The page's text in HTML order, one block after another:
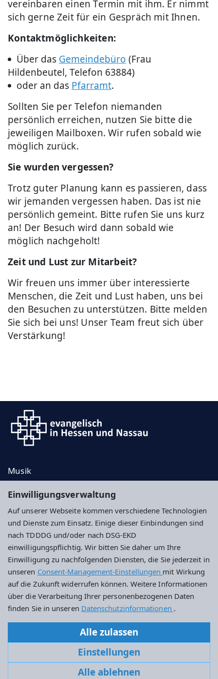
Einwilligungsverwaltung
Auf unserer Webseite kommen verschiedene Technologien
und Dienste zum Einsatz. Einige dieser Einbindungen sind
nach TDDDG und/oder nach DSG-EKD
einwilligungspflichtig. Wir bitten Sie daher um Ihre
Einwilligung zu nachfolgenden Diensten, die Sie jederzeit in
unseren Consent-Management-Einstellungen mit Wirkung
auf die Zukunft widerrufen können. Weitere Informationen
über die Verarbeitung Ihrer personenbezogenen Daten
finden Sie in unseren Datenschutzinformationen .
Alle zulassen
Einstellungen
Alle ablehnen
vereinbaren einen Termin mit ihm. Er nimmt
sich gerne Zeit für ein Gespräch mit Ihnen.
Kontaktmöglichkeiten:
Über das Gemeindebüro (Frau
Hildenbeutel, Telefon 63884)
oder an das Pfarramt.
Sollten Sie per Telefon niemanden
persönlich erreichen, nutzen Sie bitte die
jeweiligen Mailboxen. Wir rufen sobald wie
möglich zurück.
Sie wurden vergessen?
Trotz guter Planung kann es passieren, dass
wir jemanden vergessen haben. Das ist nie
persönlich gemeint. Bitte rufen Sie uns kurz
an! Der Besuch wird dann sobald wie
möglich nachgeholt!
Zeit und Lust zur Mitarbeit?
Wir freuen uns immer über interessierte
Menschen, die Zeit und Lust haben, uns bei
den Besuchen zu unterstützen. Bitte melden
Sie sich bei uns! Unser Team freut sich über
Verstärkung!
Musik
Kontakt
Spenden
Impressum Datenschutz Cookie-Einstellungen
Evangelische Petrusgemeinde Darmstadt
Am Kapellberg 2
64285 Darmstadt
petrusgemeinde.darmstadt@ekhn.de